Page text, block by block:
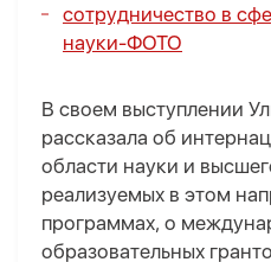
сотрудничество в
науки-ФОТО
В своем выступлении
рассказала об
области науки и
реализуемых в этом
программах, о
образовательных